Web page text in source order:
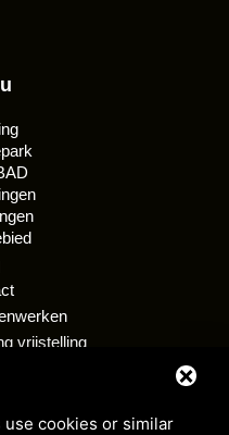
cookies or similar
vrijstelling